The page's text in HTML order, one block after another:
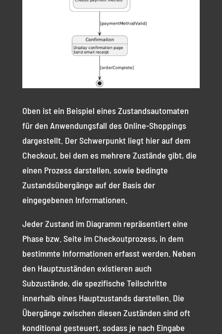
Oben ist ein Beispiel eines Zustandsautomaten
für den Anwendungsfall des Online-Shoppings
dargestellt. Der Schwerpunkt liegt hier auf dem
Checkout, bei dem es mehrere Zustände gibt, die
einen Prozess darstellen, sowie bedingte
Zustandsübergänge auf der Basis der
eingegebenen Informationen.
Jeder Zustand im Diagramm repräsentiert eine
Phase bzw. Seite im Checkoutprozess, in dem
bestimmte Informationen erfasst werden. Neben
den Hauptzuständen existieren auch
Subzustände, die spezifische Teilschritte
innerhalb eines Hauptzustands darstellen. Die
Übergänge zwischen diesen Zuständen sind oft
konditional gesteuert, sodass je nach Eingabe